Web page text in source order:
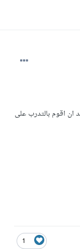
اقوم بالتدرب على
1